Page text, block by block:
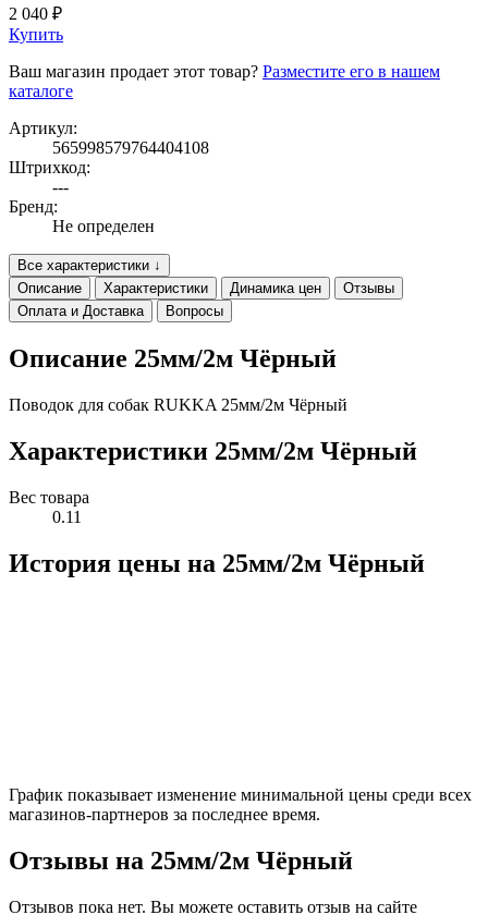
2 040 ₽
Купить
Ваш магазин продает этот товар? Разместите его в нашем
каталоге
Артикул:
565998579764404108
Штрихкод:
---
Бренд:
Не определен
Все характеристики ↓
Описание
Характеристики Динамика цен
Отзывы
Оплата и Доставка
Вопросы
Описание 25мм/2м Чёрный
Поводок для собак RUKKA 25мм/2м Чёрный
Характеристики 25мм/2м Чёрный
Вес товара
0.11
История цены на 25мм/2м Чёрный
График показывает изменение минимальной цены среди всех
магазинов-партнеров за последнее время.
Отзывы на 25мм/2м Чёрный
Отзывов пока нет. Вы можете оставить отзыв на сайте